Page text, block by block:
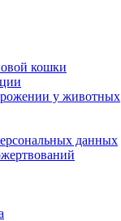
кошки
у животных
данных